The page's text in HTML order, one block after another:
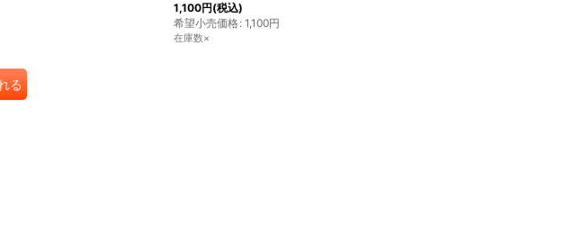
る
1,100円(税込)
希望小売価格: 1,100円
在庫数×